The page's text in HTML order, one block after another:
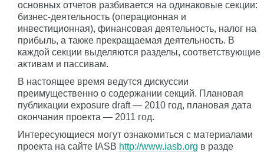
основных отчетов разбивается на одинаковые секции:
бизнес-деятельность (операционная и
инвестиционная), финансовая деятельность, налог на
прибыль, а также прекращаемая деятельность. В
каждой секции выделяются разделы, соответствующие
активам и пассивам.
В настоящее время ведутся дискуссии
преимущественно о содержании секций. Плановая
публикации exposure draft — 2010 год, плановая дата
окончания проекта — 2011 год.
Интересующиеся могут ознакомиться с материалами
проекта на сайте IASB http://www.iasb.org в разде